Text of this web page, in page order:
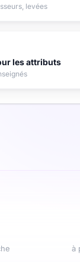
levées
les attributs
à